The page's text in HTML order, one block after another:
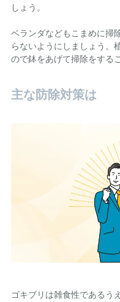
しょう。
ベランダなどもこまめに掃
らないようにしましょう。
ので鉢をあげて掃除をする
主な防除対策は
ゴキブリは雑食性であるう